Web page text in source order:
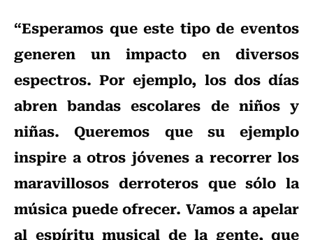
“Esperamos que este tipo de eventos
generen un impacto en diversos
espectros. Por ejemplo, los dos días
abren bandas escolares de niños y
niñas. Queremos que su ejemplo
inspire a otros jóvenes a recorrer los
maravillosos derroteros que sólo la
música puede ofrecer. Vamos a apelar
al espíritu musical de la gente, que